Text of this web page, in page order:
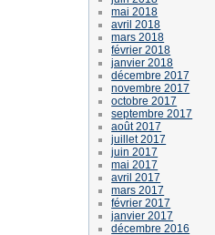
mai 2018
avril 2018
mars 2018
février 2018
janvier 2018
décembre 2017
novembre 2017
octobre 2017
septembre 2017
août 2017
juillet 2017
juin 2017
mai 2017
avril 2017
mars 2017
février 2017
janvier 2017
décembre 2016